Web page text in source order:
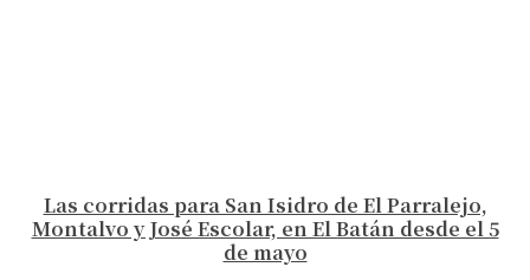
Las corridas para San Isidro de El Parralejo,
Montalvo y José Escolar, en El Batán desde el 5
de mayo